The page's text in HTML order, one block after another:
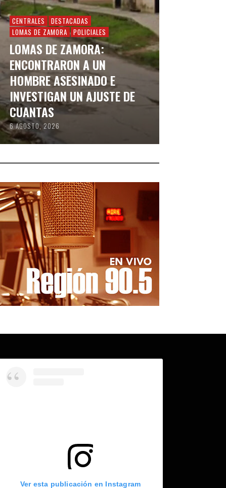
CENTRALES
DESTACADAS
LOMAS DE ZAMORA
POLICIALES
LOMAS DE ZAMORA:
ENCONTRARON A UN
HOMBRE ASESINADO E
INVESTIGAN UN AJUSTE DE
CUANTAS
6 AGOSTO, 2026
Ver esta publicación en Instagram